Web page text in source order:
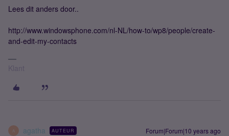
Lees dit anders door..
http://www.windowsphone.com/nl-NL/how-to/wp8/people/create-
and-edit-my-contacts
Klant
A agatha AUTEUR Forum|Forum|10 years ago